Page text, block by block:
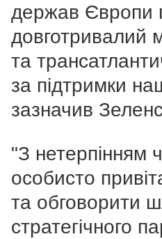
держав Європи
довготривалий
та
за підтримки
зазначив
"З нетерпінням
особисто
та обговорити
стратегічного